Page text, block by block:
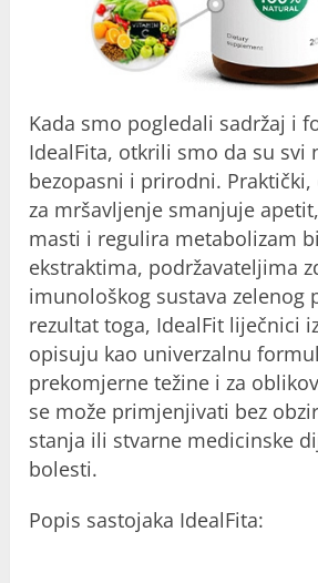
Kada smo pogledali sadržaj i
IdealFita, otkrili smo da su svi
bezopasni i prirodni.
za mršavljenje smanjuje
masti i regulira metabolizam
ekstraktima, podržavateljima
imunološkog sustava zelenog
rezultat toga, IdealFit liječnici
opisuju kao univerzalnu
prekomjerne težine i za
se može primjenjivati ​​bez
stanja ili stvarne medicinske
bolesti.
Popis sastojaka IdealFita: